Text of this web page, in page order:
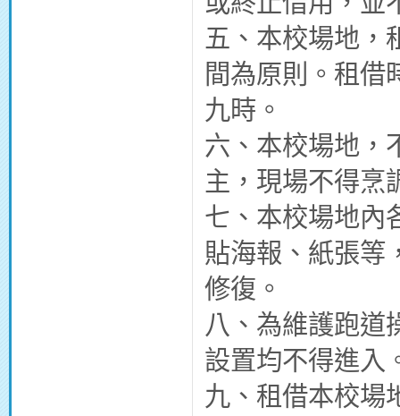
五、本校場地，
間為原則。租借
九時。
六、本校場地，
主，現場不得烹
七、本校場地內
貼海報、紙張等
修復。
八、為維護跑道
設置均不得進入
九、租借本校場